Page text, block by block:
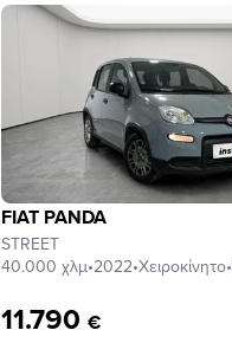
FIAT PANDA
STREET
40.000 χλμ•2022•Χειροκίνητο•
11.790€